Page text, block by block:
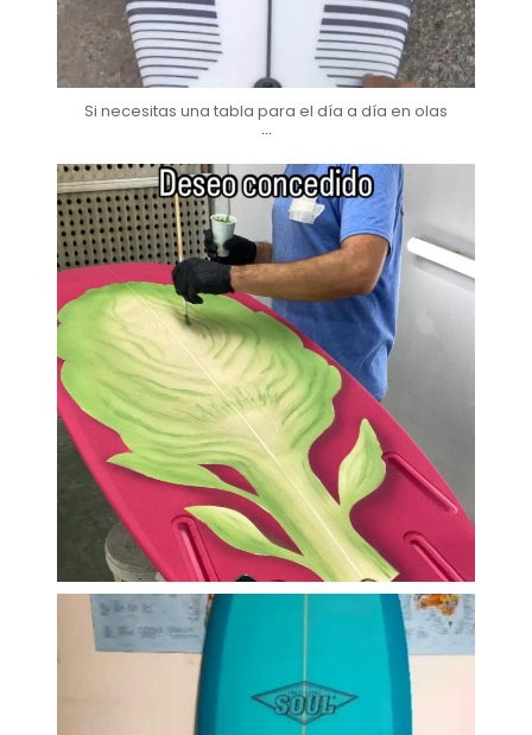
Si necesitas una tabla para el día a día en olas
...
soul_surfboards
Nov 22
soul_surfboards